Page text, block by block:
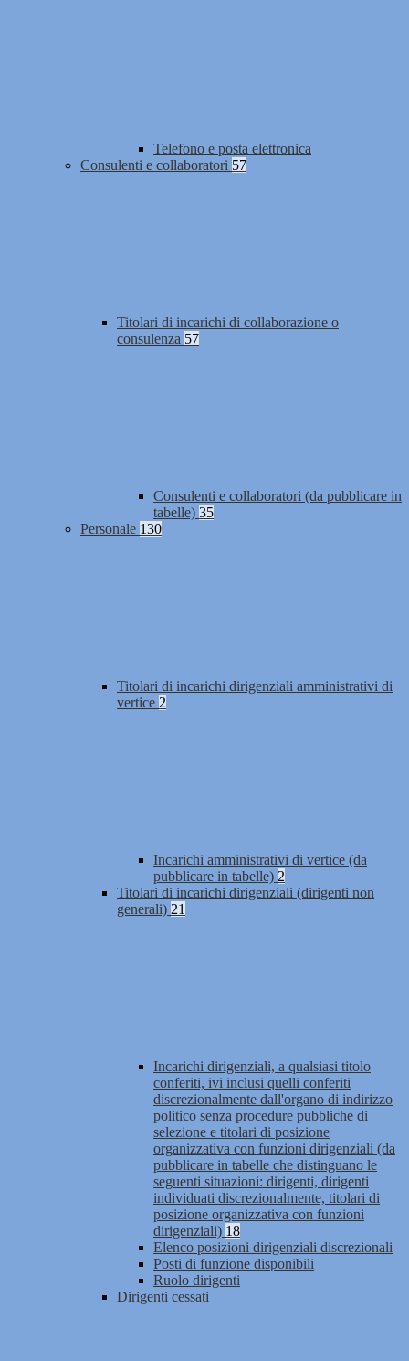
Telefono e posta elettronica
Consulenti e collaboratori 57
Titolari di incarichi di collaborazione o
consulenza 57
Consulenti e collaboratori (da pubblicare in
tabelle) 35
Personale 130
Titolari di incarichi dirigenziali amministrativi di
vertice 2
Incarichi amministrativi di vertice (da
pubblicare in tabelle) 2
Titolari di incarichi dirigenziali (dirigenti non
generali) 21
Incarichi dirigenziali, a qualsiasi titolo
conferiti, ivi inclusi quelli conferiti
discrezionalmente dall'organo di indirizzo
politico senza procedure pubbliche di
selezione e titolari di posizione
organizzativa con funzioni dirigenziali (da
pubblicare in tabelle che distinguano le
seguenti situazioni: dirigenti, dirigenti
individuati discrezionalmente, titolari di
posizione organizzativa con funzioni
dirigenziali) 18
Elenco posizioni dirigenziali discrezionali
Posti di funzione disponibili
Ruolo dirigenti
Dirigenti cessati